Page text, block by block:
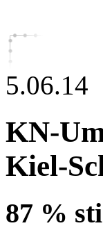
5.06.14
KN-
Kiel-
87 %